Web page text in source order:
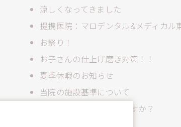
涼しくなってきました
提携医院：マロデンタル&メディカル
お祭り！
お子さんの仕上げ磨き対策！！
夏季休暇のお知らせ
当院の施設基準について
ベトナム料理はいかがですか？